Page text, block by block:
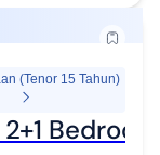
(Tenor 15 Tahun)